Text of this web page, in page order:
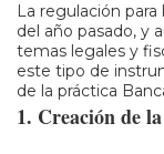
La regulación
del año pasado, y
temas legales y
este tipo de
de la práctica
1. Creación de